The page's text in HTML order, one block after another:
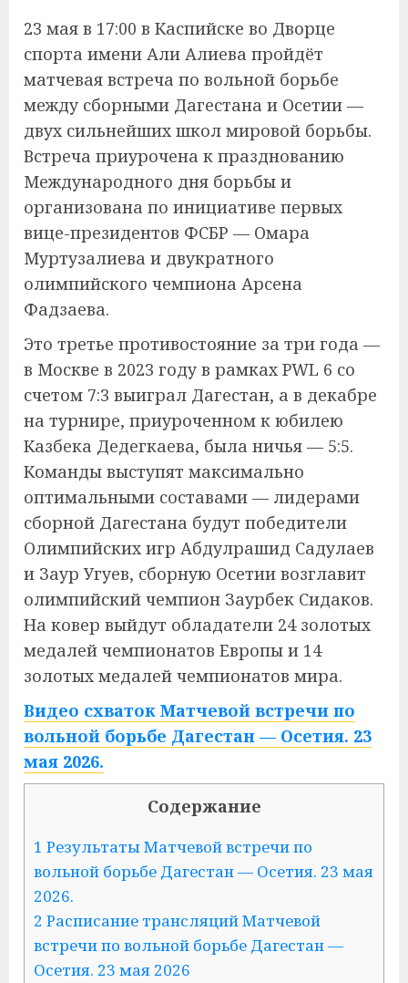
23 мая в 17:00 в Каспийске во Дворце
спорта имени Али Алиева пройдёт
матчевая встреча по вольной борьбе
между сборными Дагестана и Осетии —
двух сильнейших школ мировой борьбы.
Встреча приурочена к празднованию
Международного дня борьбы и
организована по инициативе первых
вице-президентов ФСБР — Омара
Муртузалиева и двукратного
олимпийского чемпиона Арсена
Фадзаева.
Это третье противостояние за три года —
в Москве в 2023 году в рамках PWL 6 со
счетом 7:3 выиграл Дагестан, а в декабре
на турнире, приуроченном к юбилею
Казбека Дедегкаева, была ничья — 5:5.
Команды выступят максимально
оптимальными составами — лидерами
сборной Дагестана будут победители
Олимпийских игр Абдулрашид Садулаев
и Заур Угуев, сборную Осетии возглавит
олимпийский чемпион Заурбек Сидаков.
На ковер выйдут обладатели 24 золотых
медалей чемпионатов Европы и 14
золотых медалей чемпионатов мира.
Видео схваток Матчевой встречи по
вольной борьбе Дагестан — Осетия. 23
мая 2026.
Содержание
1 Результаты Матчевой встречи по
вольной борьбе Дагестан — Осетия. 23 мая
2026.
2 Расписание трансляций Матчевой
встречи по вольной борьбе Дагестан —
Осетия. 23 мая 2026